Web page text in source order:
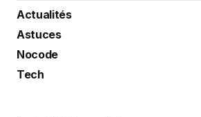
Actualités
Astuces
Nocode
Tech